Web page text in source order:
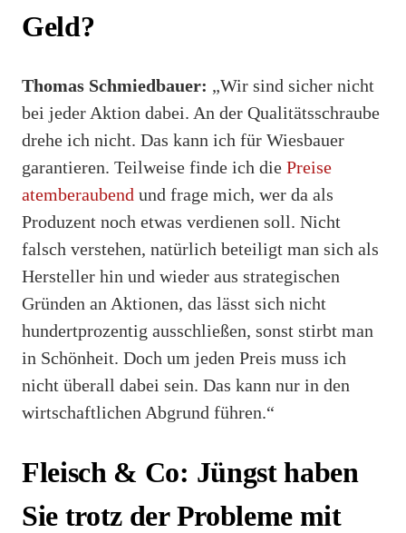
Geld?
Thomas Schmiedbauer: „Wir sind sicher nicht
bei jeder Aktion dabei. An der Qualitätsschraube
drehe ich nicht. Das kann ich für Wiesbauer
garantieren. Teilweise finde ich die Preise
atemberaubend und frage mich, wer da als
Produzent noch etwas verdienen soll. Nicht
falsch verstehen, natürlich beteiligt man sich als
Hersteller hin und wieder aus strategischen
Gründen an Aktionen, das lässt sich nicht
hundertprozentig ausschließen, sonst stirbt man
in Schönheit. Doch um jeden Preis muss ich
nicht überall dabei sein. Das kann nur in den
wirtschaftlichen Abgrund führen.“
Fleisch & Co: Jüngst haben
Sie trotz der Probleme mit